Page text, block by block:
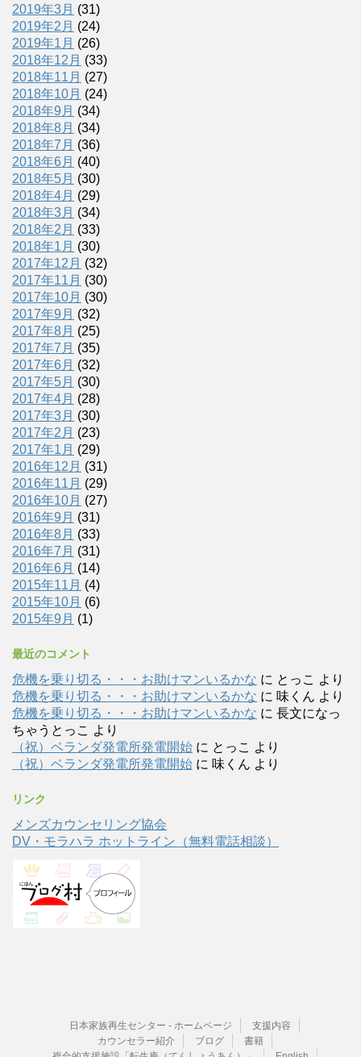
2019年3月 (31)
2019年2月 (24)
2019年1月 (26)
2018年12月 (33)
2018年11月 (27)
2018年10月 (24)
2018年9月 (34)
2018年8月 (34)
2018年7月 (36)
2018年6月 (40)
2018年5月 (30)
2018年4月 (29)
2018年3月 (34)
2018年2月 (33)
2018年1月 (30)
2017年12月 (32)
2017年11月 (30)
2017年10月 (30)
2017年9月 (32)
2017年8月 (25)
2017年7月 (35)
2017年6月 (32)
2017年5月 (30)
2017年4月 (28)
2017年3月 (30)
2017年2月 (23)
2017年1月 (29)
2016年12月 (31)
2016年11月 (29)
2016年10月 (27)
2016年9月 (31)
2016年8月 (33)
2016年7月 (31)
2016年6月 (14)
2015年11月 (4)
2015年10月 (6)
2015年9月 (1)
最近のコメント
危機を乗り切る・・・お助けマンいるかな に とっこ より
危機を乗り切る・・・お助けマンいるかな に 味くん より
危機を乗り切る・・・お助けマンいるかな に 長文になっ
ちゃうとっこ より
（祝）ベランダ発電所発電開始 に とっこ より
（祝）ベランダ発電所発電開始 に 味くん より
リンク
メンズカウンセリング協会
DV・モラハラ ホットライン（無料電話相談）
日本家族再生センター - ホームページ
支援内容
カウンセラー紹介
ブログ
書籍